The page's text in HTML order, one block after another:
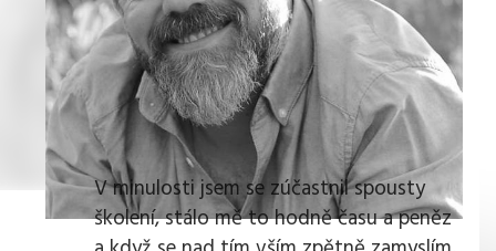
V minulosti jsem se zúčastnil spousty
školení, stálo mě to hodně času a peněz